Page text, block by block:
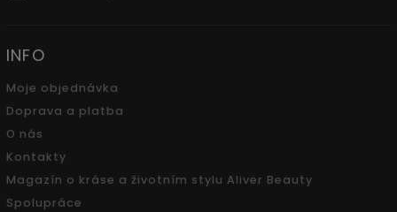
INFO
Moje objednávka
Doprava a platba
O nás
Kontakty
Magazín o kráse a životním stylu Aliver Beauty
Spolupráce